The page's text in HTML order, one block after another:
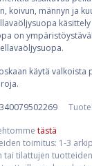
koivun, männyn ja
on
käytä
tästä
toimitus: 1-3
tai tilattujen